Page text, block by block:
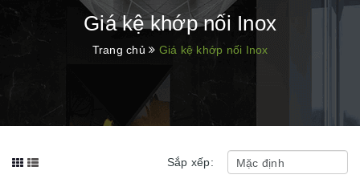
Giá kệ khớp nối Inox
Trang chủ Giá kệ khớp nối Inox
Sắp xếp: